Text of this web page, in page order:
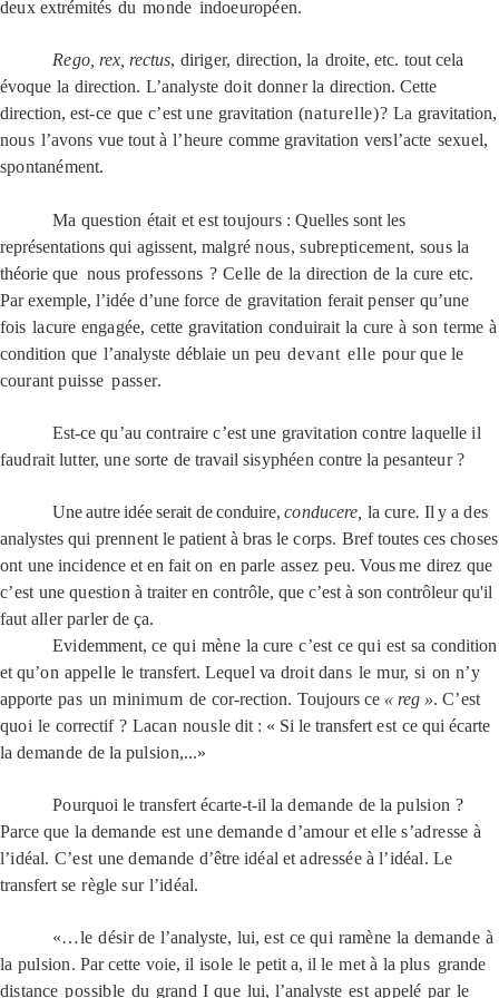
deuxextrémités du monde indoeuropéen.
Rego, rex, rectus, diriger, direction, la droite, etc. tout cela
évoque la direction. L’analyste doit donner la direction. Cette
direction, est-ce que c’est une gravitation(naturelle)? La gravitation,
nous l’avons vue tout à l’heure comme gravitation versl’acte sexuel,
spontanément.
Ma question était et est toujours: Quelles sont les
représentations qui agissent, malgrénous,subrepticement, sousla
théorie que nous professons ? Celle de la direction de la cure etc.
Par exemple, l’idée d’une force de gravitation ferait penser qu’une
fois lacure engagée, cette gravitation conduirait la cure à son terme à
condition que l’analyste déblaie un peu devant ellepourque le
courantpuisse passer.
Est-cequ’au contraire c’est une gravitation contre laquelle il
faudrait lutter, une sorte de travail sisyphéen contre la pesanteur?
Une autre idée serait de conduire, conducere, la cure. Ily ades
analystes qui prennentle patient à bras lecorps. Bref toutes ces choses
ont une incidenceet en fait on en parle assezpeu.Vous me direz que
c’est unequestion à traiter en contrôle, que c’est à son contrôleur qu'il
faut allerparlerde ça.
Evidemment, ce qui mène la cure c’est ce qui est sa condition
et qu’on appelle le transfert. Lequel va droit dans le mur, si on n’y
apporte pas un minimum de cor-rection. Toujours ce« reg ». C’est
quoi le correctif ? Lacan nousle dit : « Si le transfert est ce quiécarte
la demande de la pulsion,...»
Pourquoile transfert écarte-t-il lademandede lapulsion ?
Parce que la demande estune demande d’amouret elles’adresseà
l’idéal. C’est unedemanded’êtreidéaletadresséeàl’idéal.Le
transfert serèglesur l’idéal.
«…le désirde l’analyste, lui, est ce qui ramène la demande à
la pulsion. Par cette voie, il isole le petit a, il le met à la plus grande
distance possible du grand I que lui, l’analyste est appelé par le